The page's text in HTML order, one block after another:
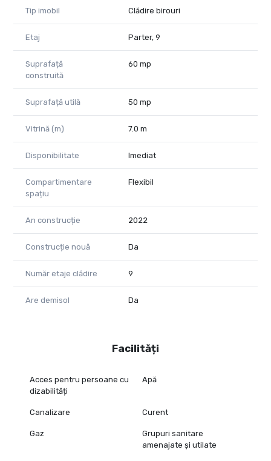
Cod proprietate 1491946
Tip imobil Clădire birouri
Etaj Parter, 9
Suprafață
construită
60 mp
Suprafață utilă 50 mp
Vitrină (m) 7.0 m
Disponibilitate Imediat
Compartimentare
spațiu
Flexibil
An construcție 2022
Construcție nouă Da
Număr etaje clădire 9
Are demisol Da
Facilități
Acces pentru persoane cu
dizabilități
Apă
Canalizare Curent
Gaz
Grupuri sanitare
amenajate și utilate